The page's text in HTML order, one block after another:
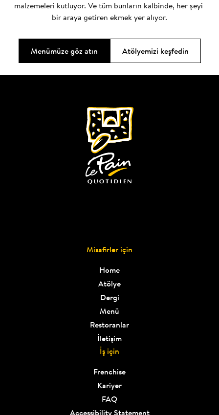
malzemeleri kutluyor. Ve tüm bunların kalbinde, her şeyi
bir araya getiren ekmek yer alıyor.
Menümüze göz atın Atölyemizi keşfedin
Misafirler için
Home
Atölye
Dergi
Menü
Restoranlar
İletişim
İş için
Frenchise
Kariyer
FAQ
Accessibility Statement